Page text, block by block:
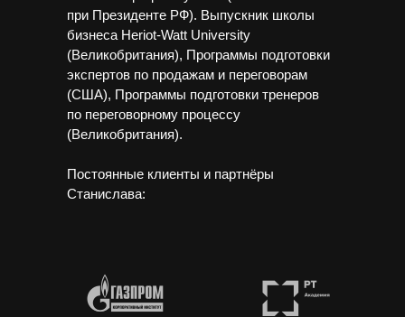
при Президенте РФ). Выпускник школы
бизнеса Heriot-Watt University
(Великобритания), Программы подготовки
экспертов по продажам и переговорам
(США), Программы подготовки тренеров
по переговорному процессу
(Великобритания).
Постоянные клиенты и партнёры
Станислава: